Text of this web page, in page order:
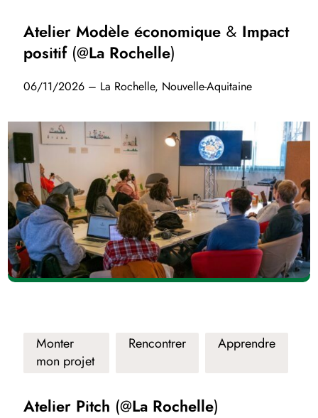
Atelier Modèle économique & Impact
positif (@La Rochelle)
06/11/2026 – La Rochelle, Nouvelle-Aquitaine
Monter
mon projet
Rencontrer Apprendre
Atelier Pitch (@La Rochelle)